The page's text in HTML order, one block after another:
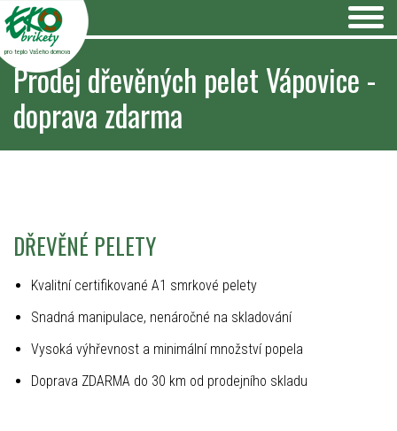
pro teplo Vašeho domova
Prodej dřevěných pelet Vápovice -
doprava zdarma
DŘEVĚNÉ PELETY
Kvalitní certifikované A1 smrkové pelety
Snadná manipulace, nenáročné na skladování
Vysoká výhřevnost a minimální množství popela
Doprava ZDARMA do 30 km od prodejního skladu